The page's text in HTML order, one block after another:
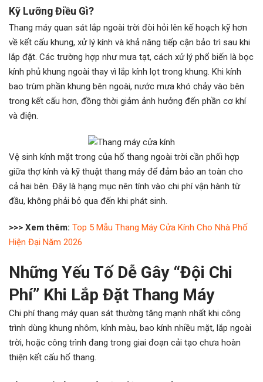
Kỹ Lưỡng Điều Gì?
Thang máy quan sát lắp ngoài trời đòi hỏi lên kế hoạch kỹ hơn
về kết cấu khung, xử lý kính và khả năng tiếp cận bảo trì sau khi
lắp đặt. Các trường hợp như mưa tạt, cách xử lý phổ biến là bọc
kính phủ khung ngoài thay vì lắp kính lọt trong khung. Khi kính
bao trùm phần khung bên ngoài, nước mưa khó chảy vào bên
trong kết cấu hơn, đồng thời giảm ảnh hưởng đến phần cơ khí
và điện.
Vệ sinh kính mặt trong của hố thang ngoài trời cần phối hợp
giữa thợ kính và kỹ thuật thang máy để đảm bảo an toàn cho
cả hai bên. Đây là hạng mục nên tính vào chi phí vận hành từ
đầu, không phải bỏ qua đến khi phát sinh.
>>> Xem thêm: Top 5 Mẫu Thang Máy Cửa Kính Cho Nhà Phố
Hiện Đại Năm 2026
Những Yếu Tố Dễ Gây “Đội Chi
Phí” Khi Lắp Đặt Thang Máy
Chi phí thang máy quan sát thường tăng mạnh nhất khi công
trình dùng khung nhôm, kính màu, bao kính nhiều mặt, lắp ngoài
trời, hoặc công trình đang trong giai đoạn cải tạo chưa hoàn
thiện kết cấu hố thang.